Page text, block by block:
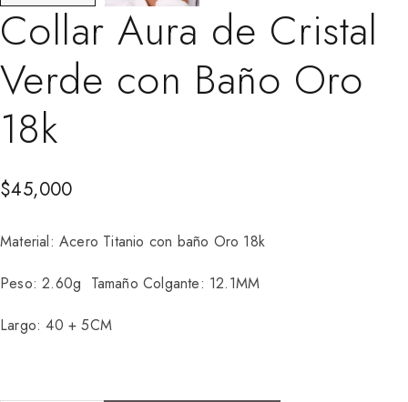
Collar Aura de Cristal
Verde con Baño Oro
18k
$45,000
Material: Acero Titanio con baño Oro 18k
Peso: 2.60g Tamaño Colgante: 12.1MM
Largo: 40 + 5CM